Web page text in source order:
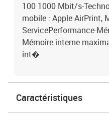
100 1000 Mbit/s-
mobile : Apple AirPrint,
ServicePerformance-
Mémoire interne
int�
Caractéristiques